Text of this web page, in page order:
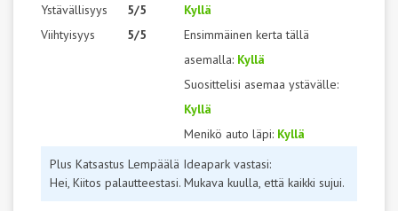
Ystävällisyys
Viihtyisyys
5/5
5/5
Kyllä
Ensimmäinen kerta tällä
asemalla: Kyllä
Suosittelisi asemaa ystävälle:
Kyllä
Menikö auto läpi: Kyllä
Plus Katsastus Lempäälä Ideapark vastasi:
Hei, Kiitos palautteestasi. Mukava kuulla, että kaikki sujui.